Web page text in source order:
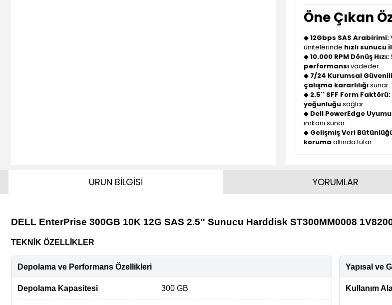
Öne Çıkan
◆12Gbps SAS Arabirimi:
ünitelerinde hızlı sunucu
◆10.000 RPM Dönüş Hızı:
performansıvadeder.
◆ 7/24 Kurumsal
çalışma kararlılığısunar.
◆ 2.5'' SFF Form Faktörü:
yoğunluğusağlar.
◆ Dell PowerEdge
imkanı sunar.
◆ Gelişmiş Veri
koruma altında tutar.
ÜRÜN BİLGİSİ
DELL EnterPrise 300GB 10K 12G SAS 2.5'' Sunucu Harddisk ST300MM0008
TEKNİK ÖZELLİKLER
Depolama ve Performans Özellikleri
Depolama Kapasitesi 300 GB
Yapısal ve
Kullanım
YORUMLAR